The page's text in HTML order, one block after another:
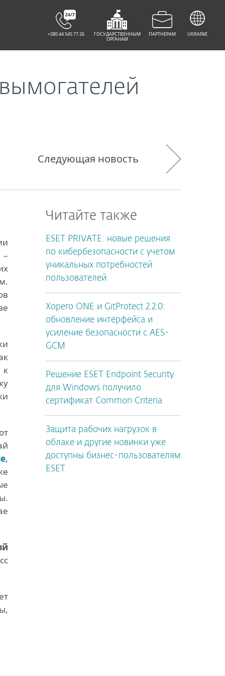
Следующая новость
–
к
,
Читайте также
ESET PRIVATE: новые решения
по кибербезопасности с учетом
уникальных потребностей
пользователей
Xopero ONE и GitProtect 2.2.0:
обновление интерфейса и
усиление безопасности с AES-
GCM
Решение ESET Endpoint Security
для Windows получило
сертификат Common Criteria
Защита рабочих нагрузок в
облаке и другие новинки уже
доступны бизнес-пользователям
ESET
+380 44 545 77 26 ГОСУДАРСТВЕННЫМ
ОРГАНАМ
ПАРТНЕРАМ UKRAINE